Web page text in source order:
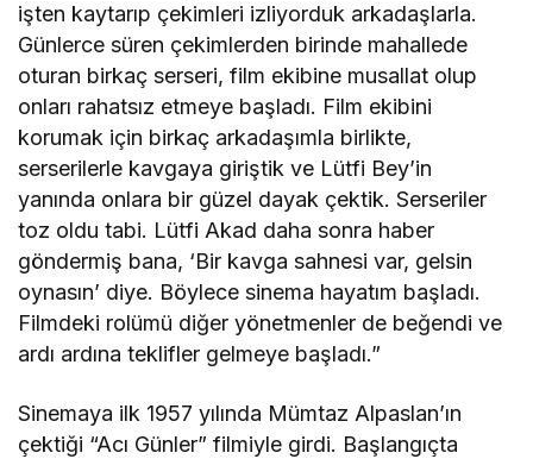
işten kaytarıp çekimleri izliyorduk arkadaşlarla.
Günlerce süren çekimlerden birinde mahallede
oturan birkaç serseri, film ekibine musallat olup
onları rahatsız etmeye başladı. Film ekibini
korumak için birkaç arkadaşımla birlikte,
serserilerle kavgaya giriştik ve Lütfi Bey’in
yanında onlara bir güzel dayak çektik. Serseriler
toz oldu tabi. Lütfi Akad daha sonra haber
göndermiş bana, ‘Bir kavga sahnesi var, gelsin
oynasın’ diye. Böylece sinema hayatım başladı.
Filmdeki rolümü diğer yönetmenler de beğendi ve
ardı ardına teklifler gelmeye başladı.”
Sinemaya ilk 1957 yılında Mümtaz Alpaslan’ın
çektiği “Acı Günler” filmiyle girdi. Başlangıçta